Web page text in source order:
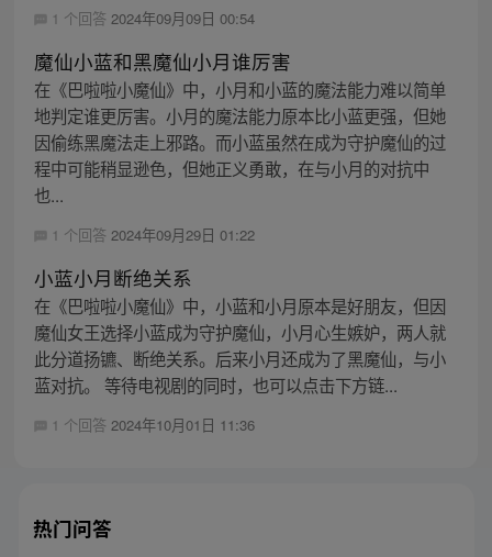
1 个回答 2024年09月09日 00:54
魔仙小蓝和黑魔仙小月谁厉害
在《巴啦啦小魔仙》中，小月和小蓝的魔法能力难以简单
地判定谁更厉害。小月的魔法能力原本比小蓝更强，但她
因偷练黑魔法走上邪路。而小蓝虽然在成为守护魔仙的过
程中可能稍显逊色，但她正义勇敢，在与小月的对抗中
也...
1 个回答 2024年09月29日 01:22
小蓝小月断绝关系
在《巴啦啦小魔仙》中，小蓝和小月原本是好朋友，但因
魔仙女王选择小蓝成为守护魔仙，小月心生嫉妒，两人就
此分道扬镳、断绝关系。后来小月还成为了黑魔仙，与小
蓝对抗。 等待电视剧的同时，也可以点击下方链...
1 个回答 2024年10月01日 11:36
热门问答